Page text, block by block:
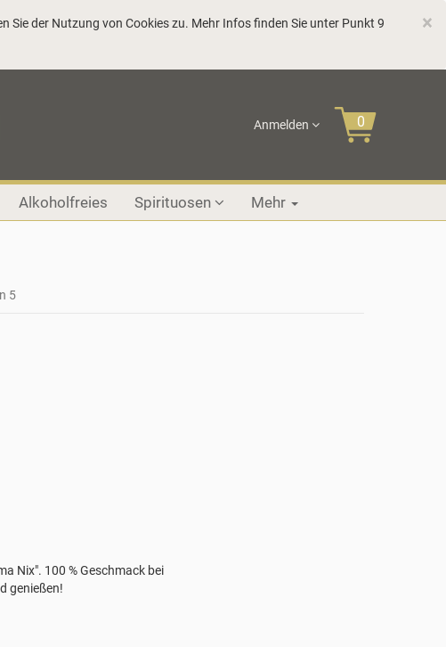
×
Sie der Nutzung von Cookies zu. Mehr Infos finden Sie unter Punkt 9
Anmelden
Alkoholfreies Spirituosen Mehr
5
Nix". 100 % Geschmack bei
genießen!